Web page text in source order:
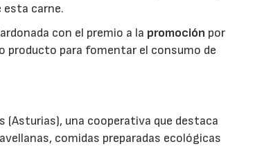
esta carne.
con el premio a la promoción por
producto para fomentar el consumo de
(Asturias), una cooperativa que destaca
comidas preparadas ecológicas